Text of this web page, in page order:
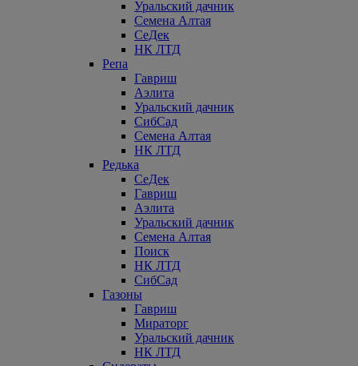
Уральский дачник
Семена Алтая
СеДек
НК ЛТД
Репа
Гавриш
Аэлита
Уральский дачник
СибСад
Семена Алтая
НК ЛТД
Редька
СеДек
Гавриш
Аэлита
Уральский дачник
Семена Алтая
Поиск
НК ЛТД
СибСад
Газоны
Гавриш
Мираторг
Уральский дачник
НК ЛТД